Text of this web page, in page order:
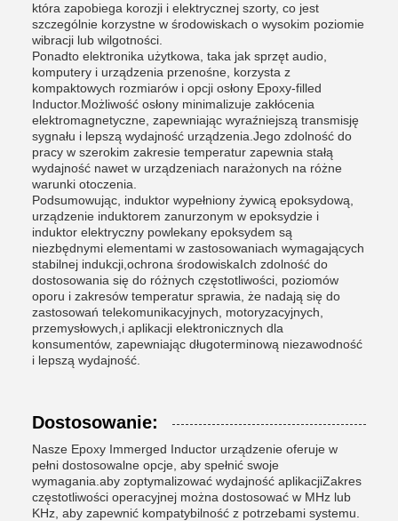
która zapobiega korozji i elektrycznej szorty, co jest
szczególnie korzystne w środowiskach o wysokim poziomie
wibracji lub wilgotności.
Ponadto elektronika użytkowa, taka jak sprzęt audio,
komputery i urządzenia przenośne, korzysta z
kompaktowych rozmiarów i opcji osłony Epoxy-filled
Inductor.Możliwość osłony minimalizuje zakłócenia
elektromagnetyczne, zapewniając wyraźniejszą transmisję
sygnału i lepszą wydajność urządzenia.Jego zdolność do
pracy w szerokim zakresie temperatur zapewnia stałą
wydajność nawet w urządzeniach narażonych na różne
warunki otoczenia.
Podsumowując, induktor wypełniony żywicą epoksydową,
urządzenie induktorem zanurzonym w epoksydzie i
induktor elektryczny powlekany epoksydem są
niezbędnymi elementami w zastosowaniach wymagających
stabilnej indukcji,ochrona środowiskaIch zdolność do
dostosowania się do różnych częstotliwości, poziomów
oporu i zakresów temperatur sprawia, że nadają się do
zastosowań telekomunikacyjnych, motoryzacyjnych,
przemysłowych,i aplikacji elektronicznych dla
konsumentów, zapewniając długoterminową niezawodność
i lepszą wydajność.
Dostosowanie:
Nasze Epoxy Immerged Inductor urządzenie oferuje w
pełni dostosowalne opcje, aby spełnić swoje
wymagania.aby zoptymalizować wydajność aplikacjiZakres
częstotliwości operacyjnej można dostosować w MHz lub
KHz, aby zapewnić kompatybilność z potrzebami systemu.